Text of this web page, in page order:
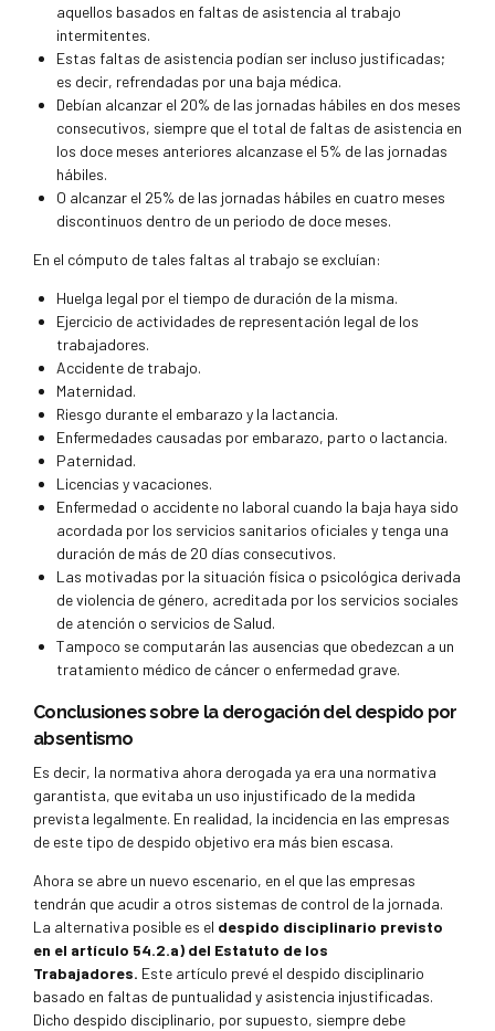
aquellos basados en faltas de asistencia al trabajo
intermitentes.
Estas faltas de asistencia podían ser incluso justificadas;
es decir, refrendadas por una baja médica.
Debían alcanzar el 20% de las jornadas hábiles en dos meses
consecutivos, siempre que el total de faltas de asistencia en
los doce meses anteriores alcanzase el 5% de las jornadas
hábiles.
O alcanzar el 25% de las jornadas hábiles en cuatro meses
discontinuos dentro de un periodo de doce meses.
En el cómputo de tales faltas al trabajo se excluían:
Huelga legal por el tiempo de duración de la misma.
Ejercicio de actividades de representación legal de los
trabajadores.
Accidente de trabajo.
Maternidad.
Riesgo durante el embarazo y la lactancia.
Enfermedades causadas por embarazo, parto o lactancia.
Paternidad.
Licencias y vacaciones.
Enfermedad o accidente no laboral cuando la baja haya sido
acordada por los servicios sanitarios oficiales y tenga una
duración de más de 20 días consecutivos.
Las motivadas por la situación física o psicológica derivada
de violencia de género, acreditada por los servicios sociales
de atención o servicios de Salud.
Tampoco se computarán las ausencias que obedezcan a un
tratamiento médico de cáncer o enfermedad grave.
Conclusiones sobre la derogación del despido por
absentismo
Es decir, la normativa ahora derogada ya era una normativa
garantista, que evitaba un uso injustificado de la medida
prevista legalmente. En realidad, la incidencia en las empresas
de este tipo de despido objetivo era más bien escasa.
Ahora se abre un nuevo escenario, en el que las empresas
tendrán que acudir a otros sistemas de control de la jornada.
La alternativa posible es el despido disciplinario previsto
en el artículo 54.2.a) del Estatuto de los
Trabajadores. Este artículo prevé el despido disciplinario
basado en faltas de puntualidad y asistencia injustificadas.
Dicho despido disciplinario, por supuesto, siempre debe